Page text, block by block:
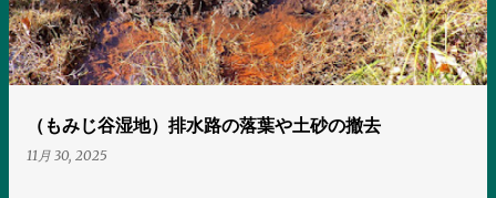
（もみじ谷湿地）排水路の落葉や土砂の撤去
11月 30, 2025